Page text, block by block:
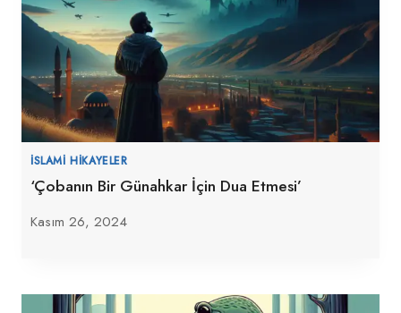
İSLAMI HIKAYELER
‘Çobanın Bir Günahkar İçin Dua Etmesi’
Kasım 26, 2024